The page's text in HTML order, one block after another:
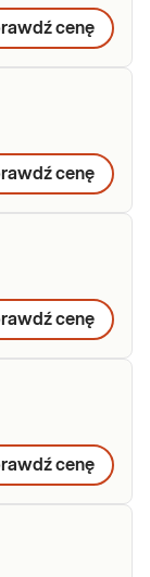
cenę
cenę
cenę
cenę